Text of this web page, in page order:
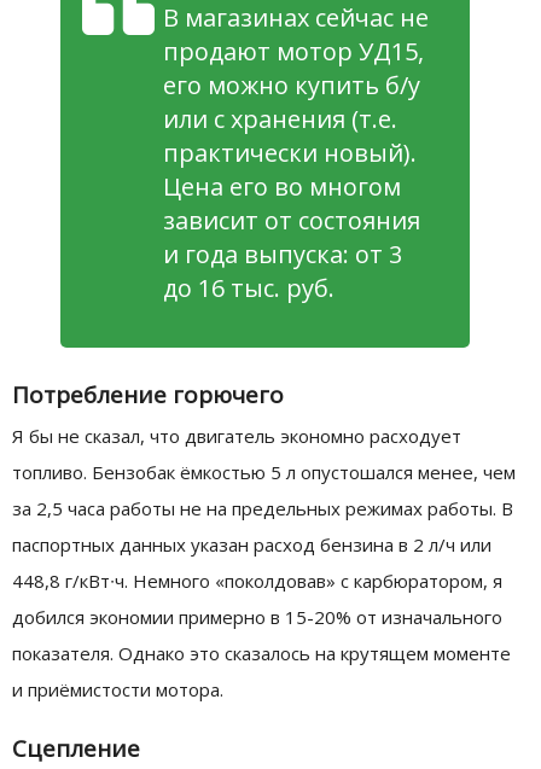
В магазинах сейчас не
продают мотор УД15,
его можно купить б/у
или с хранения (т.е.
практически новый).
Цена его во многом
зависит от состояния
и года выпуска: от 3
до 16 тыс. руб.
Потребление горючего
Я бы не сказал, что двигатель экономно расходует
топливо. Бензобак ёмкостью 5 л опустошался менее, чем
за 2,5 часа работы не на предельных режимах работы. В
паспортных данных указан расход бензина в 2 л/ч или
448,8 г/кВт∙ч. Немного «поколдовав» с карбюратором, я
добился экономии примерно в 15-20% от изначального
показателя. Однако это сказалось на крутящем моменте
и приёмистости мотора.
Сцепление